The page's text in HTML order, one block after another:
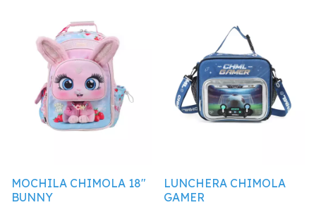
MOCHILA CHIMOLA 18"
BUNNY
LUNCHERA CHIMOLA
GAMER